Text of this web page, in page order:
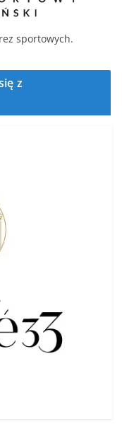
sportowych.
z